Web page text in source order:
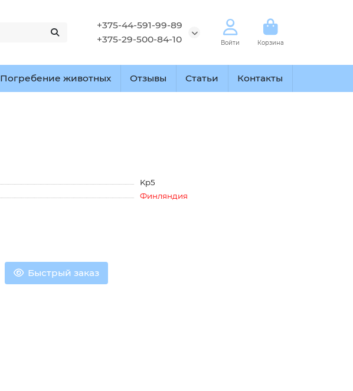
+375-44-591-99-89
+375-29-500-84-10
Войти Корзина
Погребение животных Отзывы Статьи Контакты
Kp5
Финляндия
Быстрый заказ